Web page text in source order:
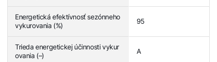
Energetická efektívnosť sezónneho
vykurovania (%)
95
Trieda energetickej účinnosti vykur
ovania (–)
A